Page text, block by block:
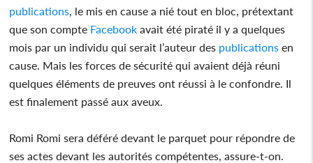
publications , le mis en cause a nié tout en bloc, prétextant
que son compte Facebook avait été piraté il y a quelques
mois par un individu qui serait l’auteur des publications en
cause. Mais les forces de sécurité qui avaient déjà réuni
quelques éléments de preuves ont réussi à le confondre. Il
est finalement passé aux aveux.
Romi Romi sera déféré devant le parquet pour répondre de
ses actes devant les autorités compétentes, assure-t-on.